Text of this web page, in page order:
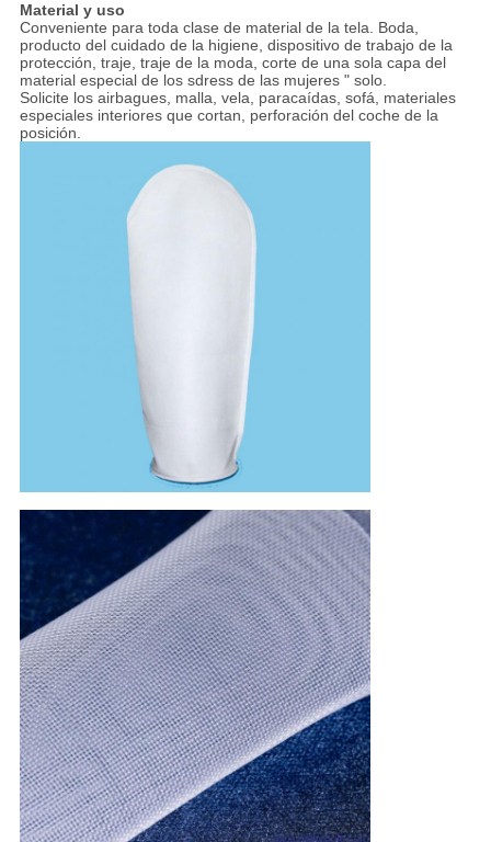
Material y uso
Conveniente para toda clase de material de la tela. Boda,
producto del cuidado de la higiene, dispositivo de trabajo de la
protección, traje, traje de la moda, corte de una sola capa del
material especial de los sdress de las mujeres " solo.
Solicite los airbagues, malla, vela, paracaídas, sofá, materiales
especiales interiores que cortan, perforación del coche de la
posición.